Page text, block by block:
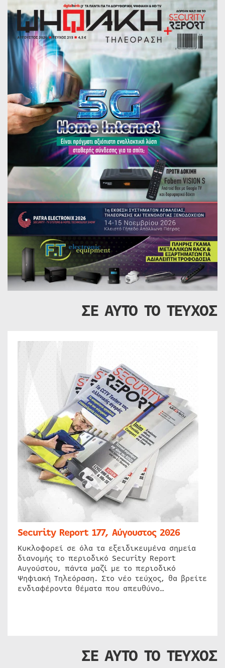
ΣΕ ΑΥΤΟ ΤΟ ΤΕΥΧΟΣ
Security Report 177, Αύγουστος 2026
Κυκλοφορεί σε όλα τα εξειδικευμένα σημεία
διανομής το περιοδικό Security Report
Αυγούστου, πάντα μαζί με το περιοδικό
Ψηφιακή Τηλεόραση. Στο νέο τεύχος, θα βρείτε
ενδιαφέροντα θέματα που απευθύνο…
ΣΕ ΑΥΤΟ ΤΟ ΤΕΥΧΟΣ